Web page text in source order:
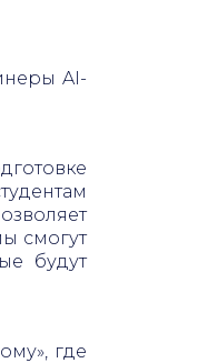
AI-
смогут
будут
где